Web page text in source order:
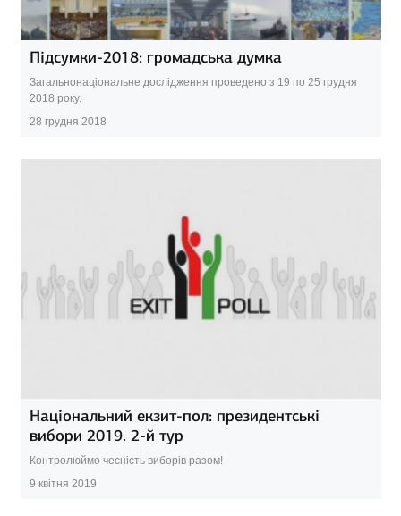
Підсумки-2018: громадська думка
Загальнонаціональне дослідження проведено з 19 по 25 грудня
2018 року.
28 грудня 2018
Національний екзит-пол: президентські
вибори 2019. 2-й тур
Контролюймо чесність виборів разом!
9 квітня 2019